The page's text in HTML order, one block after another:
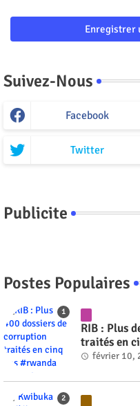
Enregistrer
Suivez-Nous
Facebook
Twitter
Publicite
Postes Populaires
RIB : Plus
traités en
février 10,